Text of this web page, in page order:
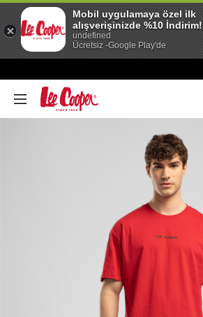
Mobil uygulamaya özel ilk
alışverişinizde %10 İndirim!
undefined
Ücretsiz -Google Play'de